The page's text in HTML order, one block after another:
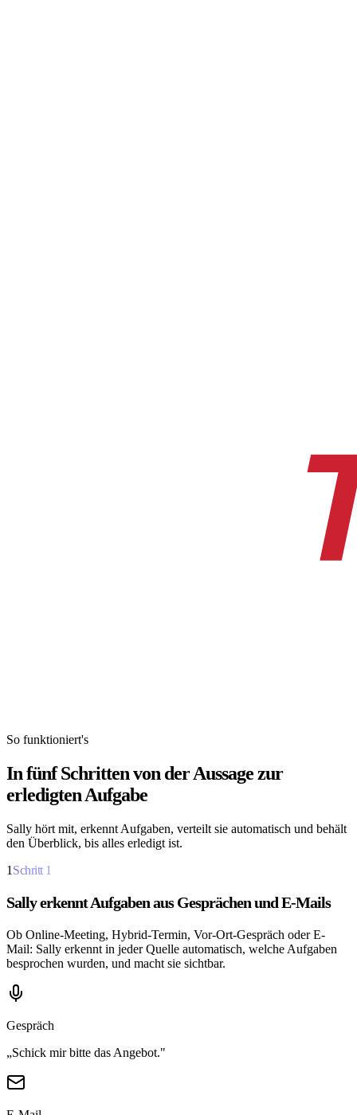
So funktioniert's
In fünf Schritten von der Aussage zur
erledigten Aufgabe
Sally hört mit, erkennt Aufgaben, verteilt sie automatisch und behält
den Überblick, bis alles erledigt ist.
1 Schritt 1
Sally erkennt Aufgaben aus Gesprächen und E-Mails
Ob Online-Meeting, Hybrid-Termin, Vor-Ort-Gespräch oder E-
Mail: Sally erkennt in jeder Quelle automatisch, welche Aufgaben
besprochen wurden, und macht sie sichtbar.
Gespräch
„Schick mir bitte das Angebot."